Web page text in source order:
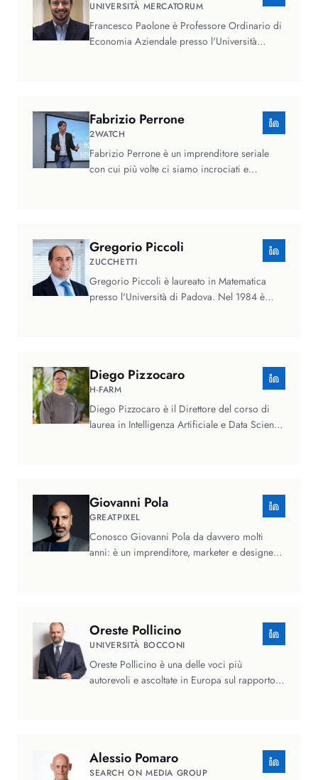
UNIVERSITÀ MERCATORUM
Francesco Paolone è Professore Ordinario di
Economia Aziendale presso l'Università
Fabrizio Perrone
2WATCH
Fabrizio Perrone è un imprenditore seriale
con cui più volte ci siamo incrociati e
Gregorio Piccoli
ZUCCHETTI
Gregorio Piccoli è laureato in Matematica
presso l'Università di Padova. Nel 1984 è
Diego Pizzocaro
H-FARM
Diego Pizzocaro è il Direttore del corso di
laurea in Intelligenza Artificiale e Data Science
Giovanni Pola
GREATPIXEL
Conosco Giovanni Pola da davvero molti
anni: è un imprenditore, marketer e designer
Oreste Pollicino
UNIVERSITÀ BOCCONI
Oreste Pollicino è una delle voci più
autorevoli e ascoltate in Europa sul rapporto
Alessio Pomaro
SEARCH ON MEDIA GROUP